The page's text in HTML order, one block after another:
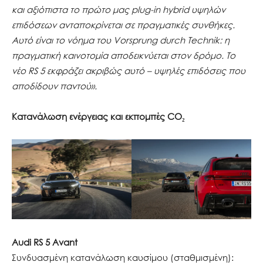
και αξιόπιστα το πρώτο μας plug-in hybrid υψηλών
επιδόσεων ανταποκρίνεται σε πραγματικές συνθήκες.
Αυτό είναι το νόημα του Vorsprung durch Technik: η
πραγματική καινοτομία αποδεικνύεται στον δρόμο. Το
νέο RS 5 εκφράζει ακριβώς αυτό – υψηλές επιδόσεις που
αποδίδουν παντού».
Κατανάλωση ενέργειας και εκπομπές CO₂
Audi RS 5 Avant
Συνδυασμένη κατανάλωση καυσίμου (σταθμισμένη):